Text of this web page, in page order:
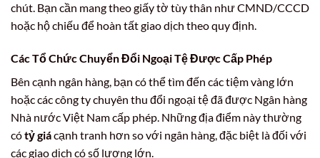
chút. Bạn cần mang theo giấy tờ tùy thân như CMND/CCCD
hoặc hộ chiếu để hoàn tất giao dịch theo quy định.
Các Tổ Chức Chuyển Đổi Ngoại Tệ Được Cấp Phép
Bên cạnh ngân hàng, bạn có thể tìm đến các tiệm vàng lớn
hoặc các công ty chuyên thu đổi ngoại tệ đã được Ngân hàng
Nhà nước Việt Nam cấp phép. Những địa điểm này thường
cótỷ giácạnh tranh hơn so với ngân hàng, đặc biệt là đối với
các giao dịch có số lượng lớn.